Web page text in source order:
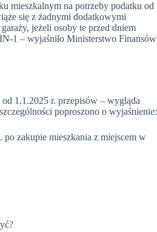
mieszkalnym na potrzeby podatku od
się z żadnymi dodatkowymi
jeżeli osoby te przed dniem
1 – wyjaśniło Ministerstwo Finansów
1.1.2025 r. przepisów – wygląda
poproszono o wyjaśnienie:
zakupie mieszkania z miejscem w